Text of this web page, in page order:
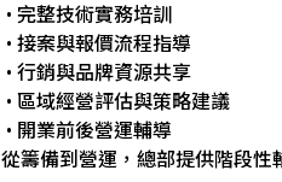
• 完整技術實務培訓
• 接案與報價流程指導
• 行銷與品牌資源共享
• 區域經營評估與策略建議
• 開業前後營運輔導
從籌備到營運，總部提供階段性